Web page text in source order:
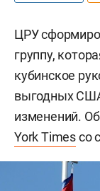
ЦРУ
группу,
кубинское
выгодных
изменений.
York Timesсо